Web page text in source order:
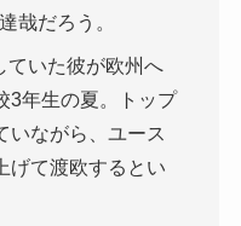
哉だろう。
ていた彼が欧州へ
3年生の夏。トップ
いながら、ユース
げて渡欧するとい